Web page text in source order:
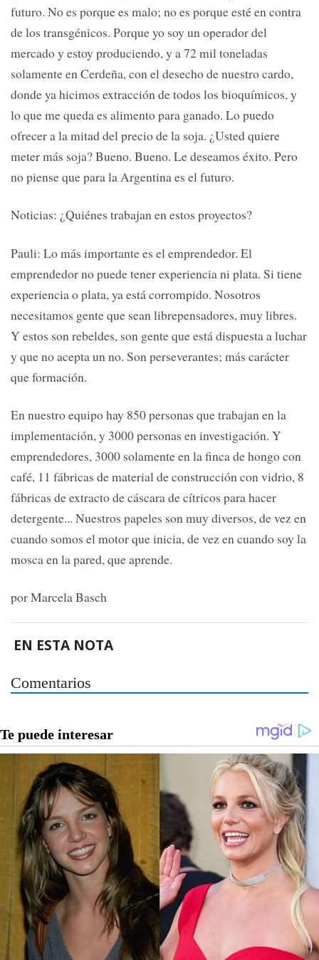
futuro. No es porque es malo; no es porque esté en contra
de los transgénicos. Porque yo soy un operador del
mercado y estoy produciendo, y a 72 mil toneladas
solamente en Cerdeña, con el desecho de nuestro cardo,
donde ya hicimos extracción de todos los bioquímicos, y
lo que me queda es alimento para ganado. Lo puedo
ofrecer a la mitad del precio de la soja. ¿Usted quiere
meter más soja? Bueno. Bueno. Le deseamos éxito. Pero
no piense que para la Argentina es el futuro.
Noticias: ¿Quiénes trabajan en estos proyectos?
Pauli: Lo más importante es el emprendedor. El
emprendedor no puede tener experiencia ni plata. Si tiene
experiencia o plata, ya está corrompido. Nosotros
necesitamos gente que sean librepensadores, muy libres.
Y estos son rebeldes, son gente que está dispuesta a luchar
y que no acepta un no. Son perseverantes; más carácter
que formación.
En nuestro equipo hay 850 personas que trabajan en la
implementación, y 3000 personas en investigación. Y
emprendedores, 3000 solamente en la finca de hongo con
café, 11 fábricas de material de construcción con vidrio, 8
fábricas de extracto de cáscara de cítricos para hacer
detergente... Nuestros papeles son muy diversos, de vez en
cuando somos el motor que inicia, de vez en cuando soy la
mosca en la pared, que aprende.
por Marcela Basch
EN ESTA NOTA
Comentarios